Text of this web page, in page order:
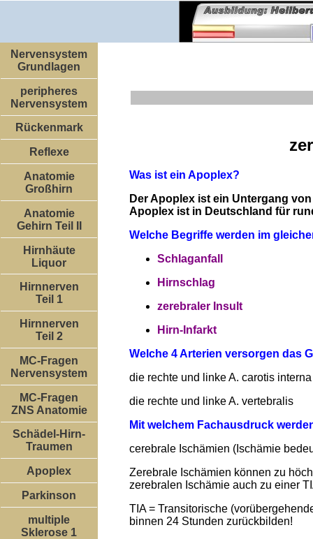
Nervensystem
Grundlagen
peripheres
Nervensystem
Rückenmark
Reflexe
Anatomie
Großhirn
Anatomie
Gehirn Teil II
Hirnhäute
Liquor
Hirnnerven
Teil 1
Hirnnerven
Teil 2
MC-Fragen
Nervensystem
MC-Fragen
ZNS Anatomie
Schädel-Hirn-
Traumen
Apoplex
Parkinson
multiple
Sklerose 1
Was ist ein Apoplex?
Der Apoplex ist ein Untergang
Apoplex ist in Deutschland für
Welche Begriffe werden im
Schlaganfall
Hirnschlag
zerebraler Insult
Hirn-Infarkt
Welche 4 Arterien versorgen das
die rechte und linke A. carotis interna
die rechte und linke A. vertebralis
Mit welchem Fachausdruck
cerebrale Ischämien (Ischämie
Zerebrale Ischämien können zu
zerebralen Ischämie auch zu einer
TIA = Transitorische
binnen 24 Stunden zurückbilden!